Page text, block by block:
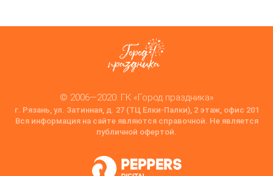
© 2006—2020. ГК «Город праздника»
г. Рязань, ул. Затинная, д. 27 (ТЦ Елки-Палки), 2 этаж, офис 201
Вся информация на сайте являются справочной. Не является
публичной офертой.